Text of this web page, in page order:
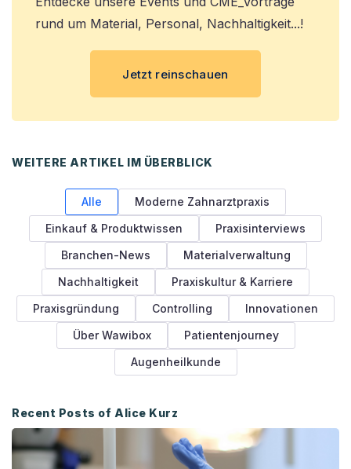
rund um Material, Personal, Nachhaltigkeit...!
Jetzt reinschauen
WEITERE ARTIKEL IM ÜBERBLICK
Alle
Moderne Zahnarztpraxis
Einkauf & Produktwissen
Praxisinterviews
Branchen-News
Materialverwaltung
Nachhaltigkeit
Praxiskultur & Karriere
Praxisgründung
Controlling
Innovationen
Über Wawibox
Patientenjourney
Augenheilkunde
Recent Posts of Alice Kurz